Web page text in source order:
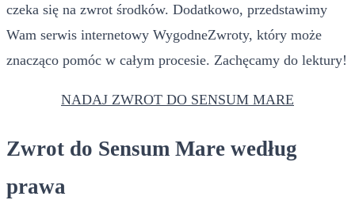
czeka się na zwrot środków. Dodatkowo, przedstawimy
Wam serwis internetowy WygodneZwroty, który może
znacząco pomóc w całym procesie. Zachęcamy do lektury!
NADAJ ZWROT DO SENSUM MARE
Zwrot do Sensum Mare według
prawa